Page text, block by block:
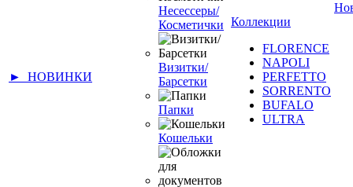
► НОВИНКИ
Несессеры/
Косметички
Визитки/
Барсетки
Папки
Кошельки
Коллекции
FLORENCE
NAPOLI
PERFETTO
SORRENTO
BUFALO
ULTRA